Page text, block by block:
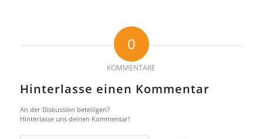
0
KOMMENTARE
Hinterlasse einen Kommentar
An der Diskussion beteiligen?
Hinterlasse uns deinen Kommentar!